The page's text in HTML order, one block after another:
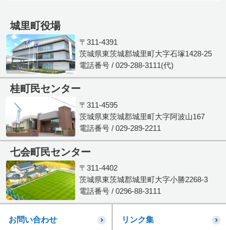
城里町役場
〒311-4391
茨城県東茨城郡城里町大字石塚1428-25
電話番号 / 029-288-3111(代)
桂町民センター
〒311-4595
茨城県東茨城郡城里町大字阿波山167
電話番号 / 029-289-2211
七会町民センター
〒311-4402
茨城県東茨城郡城里町大字小勝2268-3
電話番号 / 0296-88-3111
お問い合わせ リンク集